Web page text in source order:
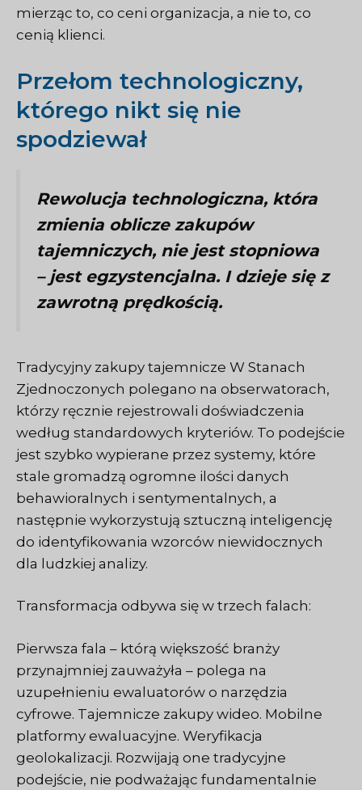
mierząc to, co ceni organizacja, a nie to, co
cenią klienci.
Przełom technologiczny,
którego nikt się nie
spodziewał
Rewolucja technologiczna, która
zmienia oblicze zakupów
tajemniczych, nie jest stopniowa
– jest egzystencjalna. I dzieje się z
zawrotną prędkością.
Tradycyjny zakupy tajemnicze W Stanach
Zjednoczonych polegano na obserwatorach,
którzy ręcznie rejestrowali doświadczenia
według standardowych kryteriów. To podejście
jest szybko wypierane przez systemy, które
stale gromadzą ogromne ilości danych
behawioralnych i sentymentalnych, a
następnie wykorzystują sztuczną inteligencję
do identyfikowania wzorców niewidocznych
dla ludzkiej analizy.
Transformacja odbywa się w trzech falach:
Pierwsza fala – którą większość branży
przynajmniej zauważyła – polega na
uzupełnieniu ewaluatorów o narzędzia
cyfrowe. Tajemnicze zakupy wideo. Mobilne
platformy ewaluacyjne. Weryfikacja
geolokalizacji. Rozwijają one tradycyjne
podejście, nie podważając fundamentalnie